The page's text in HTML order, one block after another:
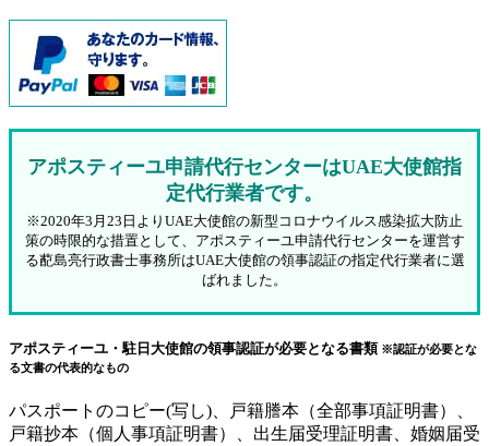
アポスティーユ申請代行センターはUAE大使館指
定代行業者です。
※2020年3月23日よりUAE大使館の新型コロナウイルス感染拡大防止
策の時限的な措置として、アポスティーユ申請代行センターを運営す
る蓜島亮行政書士事務所はUAE大使館の領事認証の指定代行業者に選
ばれました。
アポスティーユ・駐日大使館の領事認証が必要となる書類 ※認証が必要とな
る文書の代表的なもの
パスポートのコピー(写し)、戸籍謄本（全部事項証明書）、
戸籍抄本（個人事項証明書）、出生届受理証明書、婚姻届受